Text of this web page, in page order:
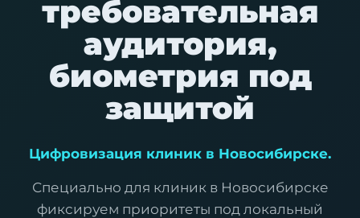
требовательная
аудитория,
биометрия под
защитой
Цифровизация клиник в Новосибирске.
Специально для клиник в Новосибирске
фиксируем приоритеты под локальный